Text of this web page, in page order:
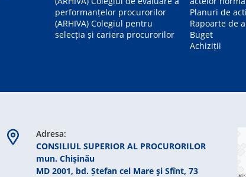
performanțelor procurorilor
(ARHIVA) Colegiul pentru
selecția și cariera procurorilor
Planuri de
Rapoarte de
Buget
Achiziții
Adresa:
CONSILIUL SUPERIOR AL PROCURORILOR
mun. Chişinău
MD 2001, bd. Ștefan cel Mare şi Sfînt, 73